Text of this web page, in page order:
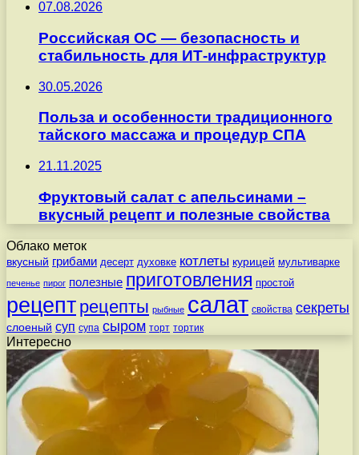
07.08.2026
Российская ОС — безопасность и
стабильность для ИТ-инфраструктур
30.05.2026
Польза и особенности традиционного
тайского массажа и процедур СПА
21.11.2025
Фруктовый салат с апельсинами –
вкусный рецепт и полезные свойства
Облако меток
вкусный грибами десерт духовке котлеты курицей мультиварке
печенье пирог полезные приготовления простой
рецепт рецепты рыбные салат свойства секреты
слоеный суп супа сыром торт тортик
Интересно